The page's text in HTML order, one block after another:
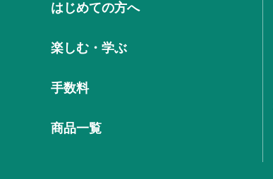
はじめての方へ
楽しむ・学ぶ
手数料
商品一覧